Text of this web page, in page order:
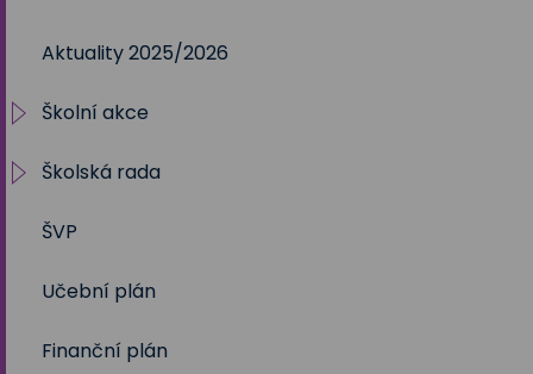
Aktuality 2025/2026
Školní akce
2025/2026
2024/2025
2023/2024
2022/2023
Školská rada
Volby 2017
Volby 2020
Volby 2023
ŠVP
Učební plán
Finanční plán